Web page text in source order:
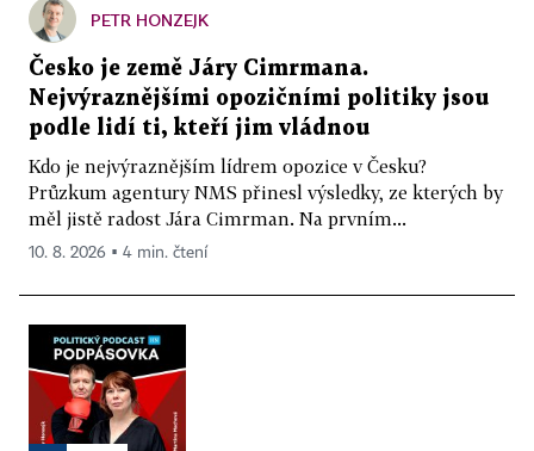
PETR HONZEJK
Česko je země Járy Cimrmana.
Nejvýraznějšími opozičními politiky jsou
podle lidí ti, kteří jim vládnou
Kdo je nejvýraznějším lídrem opozice v Česku?
Průzkum agentury NMS přinesl výsledky, ze kterých by
měl jistě radost Jára Cimrman. Na prvním...
10. 8. 2026 ▪ 4 min. čtení